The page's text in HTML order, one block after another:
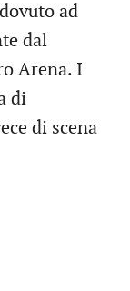
ad
dal
Arena. I
di
di scena